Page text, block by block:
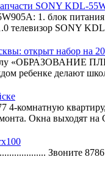
SONY KDL-
1. блок
телевизор SONY
открыт набор на
«ОБРАЗОВАНИЕ
ребенке делают
4-комнатную
Окна выходят
Звоните